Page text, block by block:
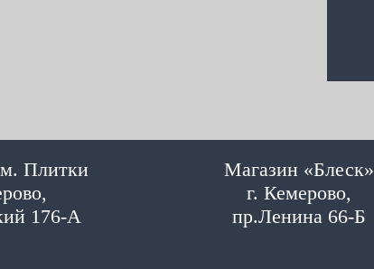
Плитки
176-А
Магазин «Блеск»
г. Кемерово,
пр.Ленина 66-Б